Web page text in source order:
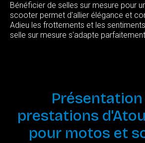
Bénéficier de selles sur mesure pour
scooter permet d'allier élégance et
Adieu les frottements et les
selle sur mesure s'adapte
Présentation
prestations
pour motos et